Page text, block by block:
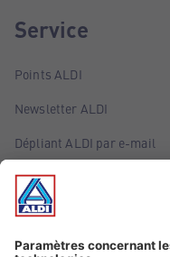
Service
Points ALDI
Newsletter ALDI
Dépliant ALDI par e-mail
Offres
Infos essentielles